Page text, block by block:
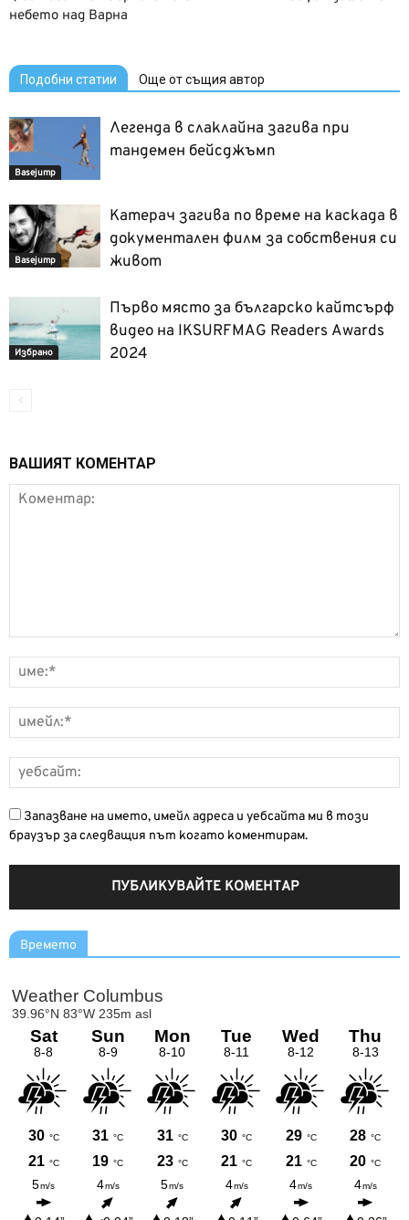
небето над Варна
Подобни статии Още от същия автор
Basejump
Легенда в слаклайна загива при
тандемен бейсджъмп
Basejump
Катерач загива по време на каскада в
документален филм за собствения си
живот
Избрано
Първо място за българско кайтсърф
видео на IKSURFMAG Readers Awards
2024
ВАШИЯТ КОМЕНТАР
Запазване на името, имейл адреса и уебсайта ми в този
браузър за следващия път когато коментирам.
Времето